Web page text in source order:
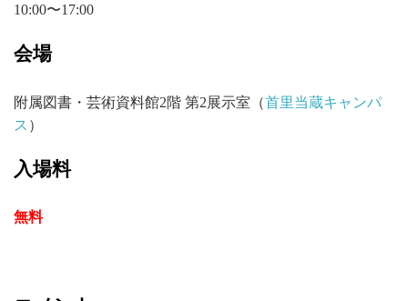
10:00〜17:00
会場
附属図書・芸術資料館2階 第2展示室（首里当蔵キャンパ
ス ）
入場料
無料